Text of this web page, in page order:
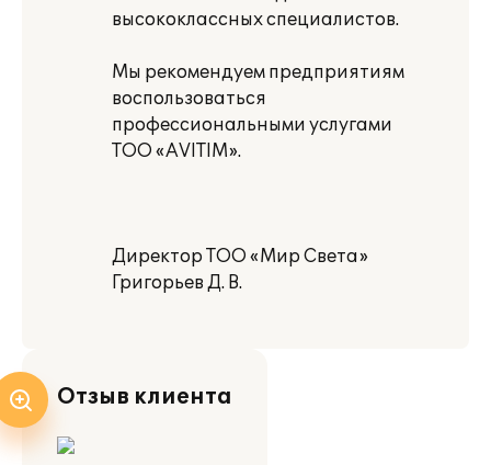
высококлассных специалистов.
Мы рекомендуем предприятиям
воспользоваться
профессиональными услугами
ТОО «AVITIM».
Директор ТОО «Мир Света»
Григорьев Д. В.
Отзыв клиента